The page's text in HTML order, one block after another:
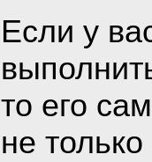
Если у
то его
не